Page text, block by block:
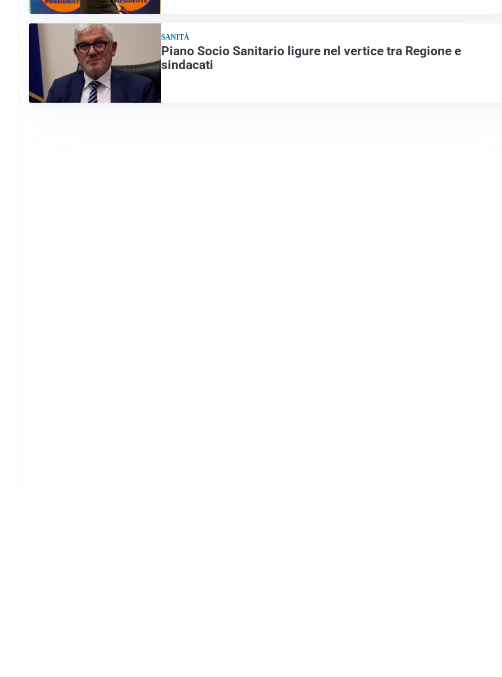
SANITÀ
Piano Socio Sanitario ligure nel vertice tra Regione e
sindacati